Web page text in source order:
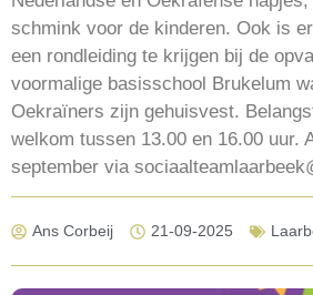
schmink voor de kinderen. Ook is
een rondleiding te krijgen bij de
voormalige basisschool Brukelum
Oekraïners zijn gehuisvest.
welkom tussen 13.00 en 16.00 uur.
september via
Ans Corbeij 21-09-2025